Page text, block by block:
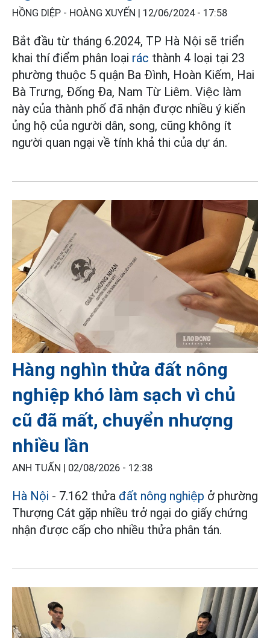
HỒNG DIỆP - HOÀNG XUYẾN | 12/06/2024 - 17:58
Bắt đầu từ tháng 6.2024, TP Hà Nội sẽ triển
khai thí điểm phân loại rác thành 4 loại tại 23
phường thuộc 5 quận Ba Đình, Hoàn Kiếm, Hai
Bà Trưng, Đống Đa, Nam Từ Liêm. Việc làm
này của thành phố đã nhận được nhiều ý kiến
ủng hộ của người dân, song, cũng không ít
người quan ngại về tính khả thi của dự án.
Hàng nghìn thửa đất nông
nghiệp khó làm sạch vì chủ
cũ đã mất, chuyển nhượng
nhiều lần
ANH TUẤN | 02/08/2026 - 12:38
Hà Nội - 7.162 thửa đất nông nghiệp ở phường
Thượng Cát gặp nhiều trở ngại do giấy chứng
nhận được cấp cho nhiều thửa phân tán.